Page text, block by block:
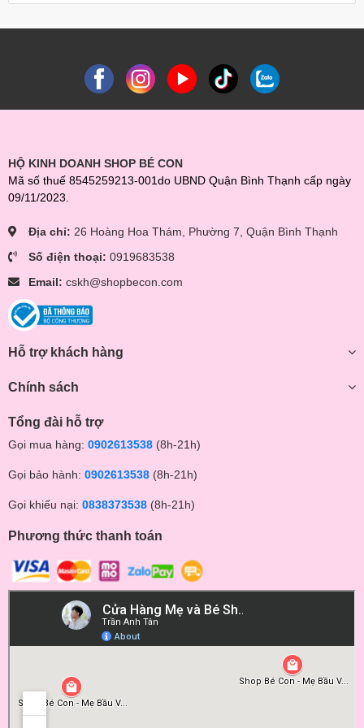
chảy.
HỘ KINH DOANH SHOP BÉ CON
Mã số thuế 8545259213-001do UBND Quận Bình Thạnh cấp ngày
09/11/2023.
Địa chỉ: 26 Hoàng Hoa Thám, Phường 7, Quận Bình Thạnh
Số điện thoại: 0919683538
Email: cskh@shopbecon.com
Hỗ trợ khách hàng
Chính sách
Tổng đài hỗ trợ
Gọi mua hàng: 0902613538 (8h-21h)
Gọi bảo hành: 0902613538 (8h-21h)
Gọi khiếu nại: 0838373538 (8h-21h)
Phương thức thanh toán